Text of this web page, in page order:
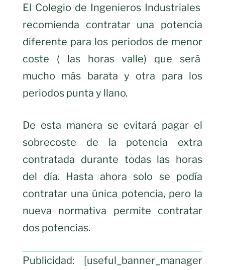
El Colegio de Ingenieros Industriales
recomienda contratar una potencia
diferente para los periodos de menor
coste ( las horas valle) que será
mucho más barata y otra para los
periodos punta y llano.
De esta manera se evitará pagar el
sobrecoste de la potencia extra
contratada durante todas las horas
del día. Hasta ahora solo se podía
contratar una única potencia, pero la
nueva normativa permite contratar
dos potencias.
Publicidad: [useful_banner_manager